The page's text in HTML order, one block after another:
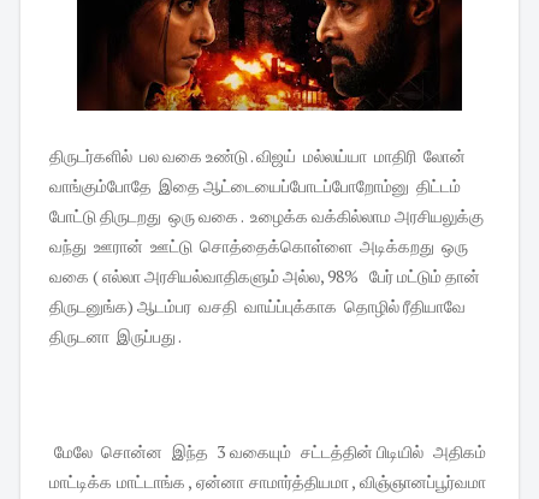
திருடர்களில் பல வகை உண்டு . விஜய் மல்லய்யா மாதிரி லோன்
வாங்கும்போதே இதை ஆட்டையைப்போடப்போறோம்னு திட்டம்
போட்டு திருடறது ஒரு வகை . உழைக்க வக்கில்லாம அரசியலுக்கு
வந்து ஊரான் ஊட்டு சொத்தைக்கொள்ளை அடிக்கறது ஒரு
வகை ( எல்லா அரசியல்வாதிகளும் அல்ல, 98% பேர் மட்டும் தான்
திருடனுங்க) ஆடம்பர வசதி வாய்ப்புக்காக தொழில் ரீதியாவே
திருடனா இருப்பது .
மேலே சொன்ன இந்த 3 வகையும் சட்டத்தின் பிடியில் அதிகம்
மாட்டிக்க மாட்டாங்க , ஏன்னா சாமார்த்தியமா , விஞ்ஞானப்பூர்வமா